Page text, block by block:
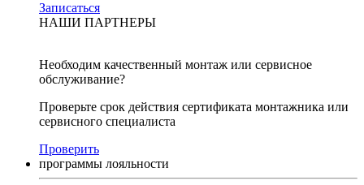
Записаться
НАШИ ПАРТНЕРЫ
Необходим качественный монтаж или сервисное
обслуживание?
Проверьте срок действия сертификата монтажника или
сервисного специалиста
Проверить
программы лояльности